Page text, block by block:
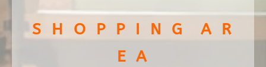
S H O P P I N G A R
E A